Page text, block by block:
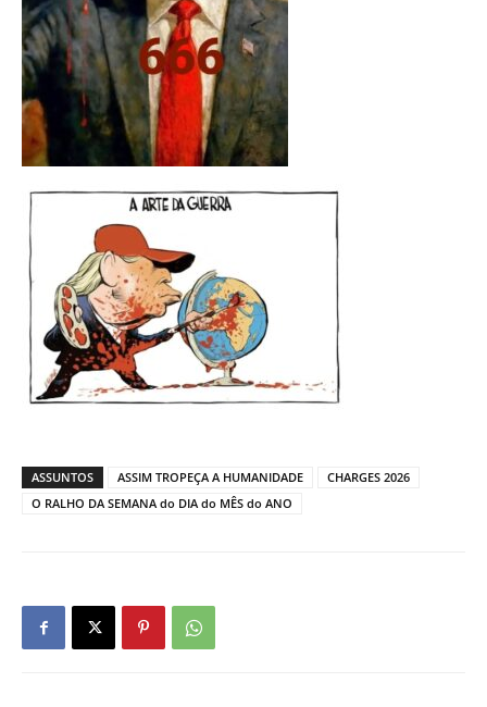
ASSUNTOS ASSIM TROPEÇA A HUMANIDADE
CHARGES 2026
O RALHO DA SEMANA do DIA do MÊS do ANO